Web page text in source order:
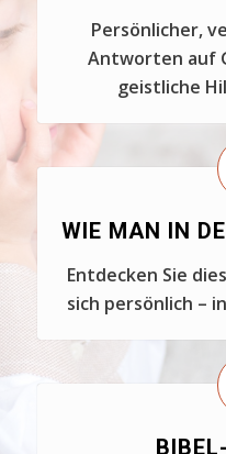
Persönlicher,
Antworten auf
geistliche
WIE MAN IN
Entdecken Sie
sich persönlich –